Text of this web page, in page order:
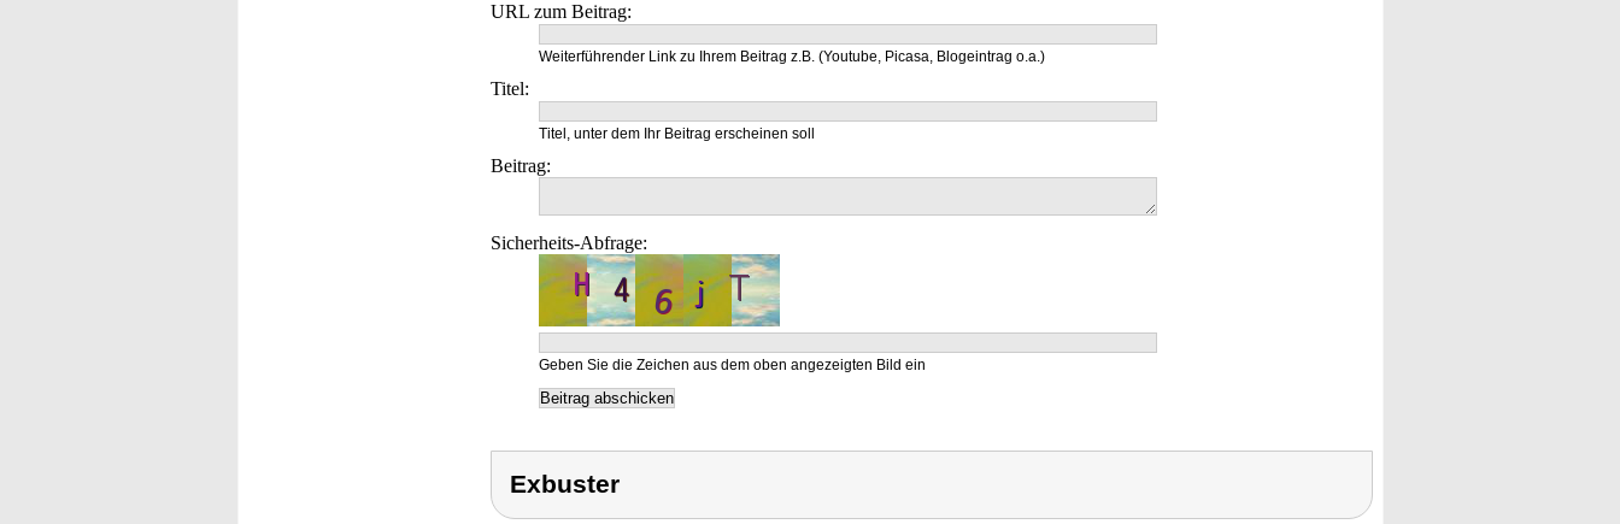
URL zum Beitrag:
Weiterführender Link zu Ihrem Beitrag z.B. (Youtube, Picasa, Blogeintrag o.a.)
Titel:
Titel, unter dem Ihr Beitrag erscheinen soll
Beitrag:
Sicherheits-Abfrage:
Geben Sie die Zeichen aus dem oben angezeigten Bild ein
Exbuster